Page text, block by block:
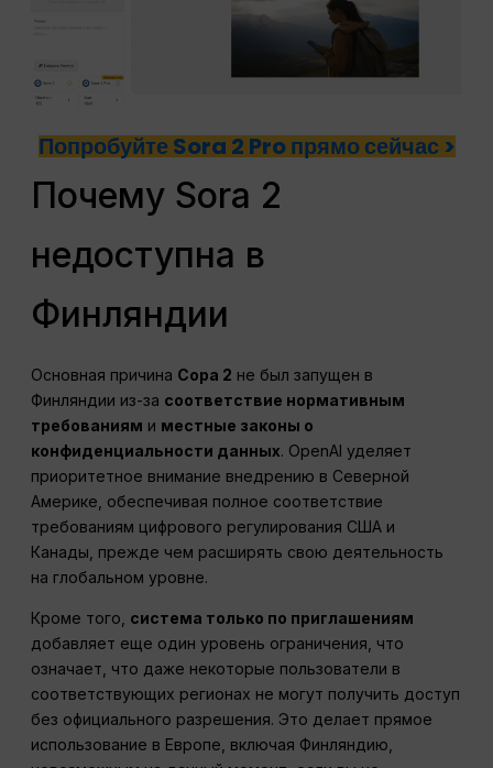
Попробуйте Sora 2 Pro прямо сейчас >
Почему Sora 2
недоступна в
Финляндии
Основная причина Сора 2 не был запущен в
Финляндии из-за соответствие нормативным
требованиям и местные законы о
конфиденциальности данных. OpenAI уделяет
приоритетное внимание внедрению в Северной
Америке, обеспечивая полное соответствие
требованиям цифрового регулирования США и
Канады, прежде чем расширять свою деятельность
на глобальном уровне.
Кроме того, система только по приглашениям
добавляет еще один уровень ограничения, что
означает, что даже некоторые пользователи в
соответствующих регионах не могут получить доступ
без официального разрешения. Это делает прямое
использование в Европе, включая Финляндию,